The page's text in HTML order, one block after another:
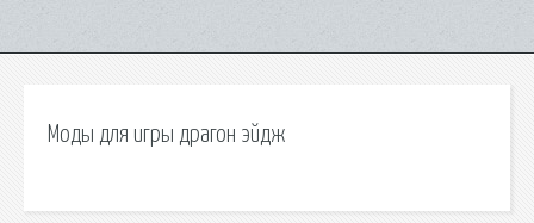
Моды для игры драгон эйдж